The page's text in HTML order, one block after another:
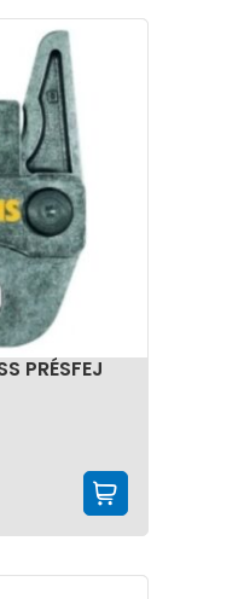
PRÉSFEJ